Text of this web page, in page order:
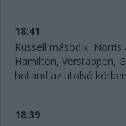
18:41
Russell második,
Hamilton, Verstappen,
holland az utolsó
18:39